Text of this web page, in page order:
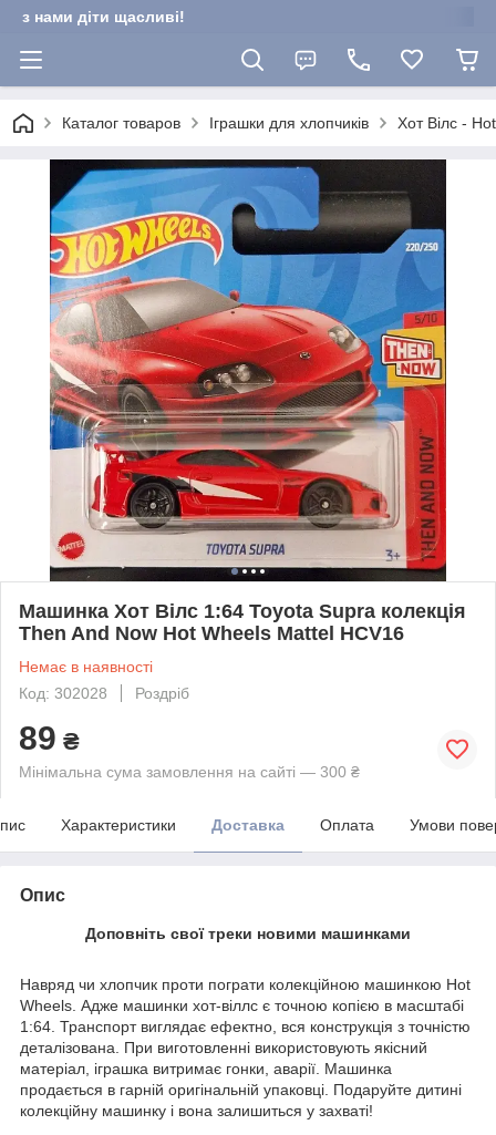
з нами діти щасливі!
Каталог товаров Іграшки для хлопчиків Хот Вілс -
Машинка Хот Вілс 1:64 Toyota Supra колекція
Then And Now Hot Wheels Mattel HCV16
Немає в наявності
Код: 302028
Роздріб
89 ₴
Мінімальна сума замовлення на сайті — 300 ₴
Характеристики Доставка Оплата Умови
Опис
Доповніть свої треки новими машинками
Навряд чи хлопчик проти пограти колекційною машинкою Hot
Wheels. Адже машинки хот-віллс є точною копією в масштабі
1:64. Транспорт виглядає ефектно, вся конструкція з точністю
деталізована. При виготовленні використовують якісний
матеріал, іграшка витримає гонки, аварії. Машинка
продається в гарній оригінальній упаковці. Подаруйте дитині
колекційну машинку і вона залишиться у захваті!